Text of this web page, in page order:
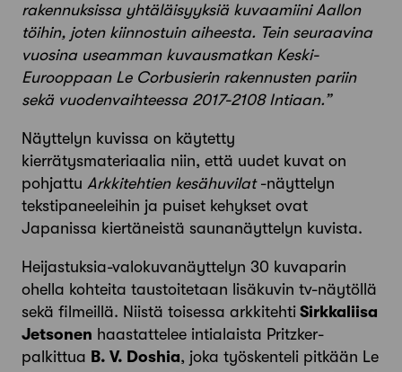
rakennuksissa yhtäläisyyksiä kuvaamiini Aallon
töihin, joten kiinnostuin aiheesta. Tein seuraavina
vuosina useamman kuvausmatkan Keski-
Eurooppaan Le Corbusierin rakennusten pariin
sekä vuodenvaihteessa 2017-2108 Intiaan.”
Näyttelyn kuvissa on käytetty
kierrätysmateriaalia niin, että uudet kuvat on
pohjattu Arkkitehtien kesähuvilat-näyttelyn
tekstipaneeleihin ja puiset kehykset ovat
Japanissa kiertäneistä saunanäyttelyn kuvista.
Heijastuksia-valokuvanäyttelyn 30 kuvaparin
ohella kohteita taustoitetaan lisäkuvin tv-näytöllä
sekä filmeillä. Niistä toisessa arkkitehti Sirkkaliisa
Jetsonen haastattelee intialaista Pritzker-
palkittua B. V. Doshia, joka työskenteli pitkään Le